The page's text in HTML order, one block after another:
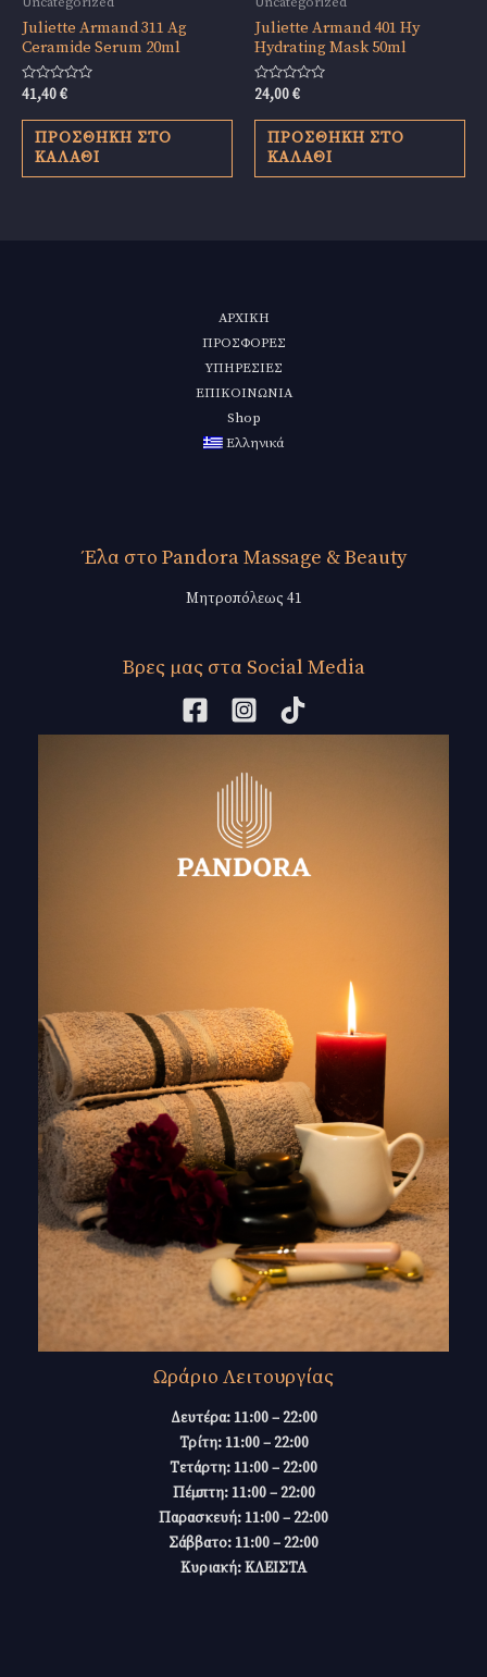
Juliette Armand 311 Ag
Ceramide Serum 20ml
Βαθμολογήθηκε
0
από
41,40€
ΠΡΟΣΘΉΚΗ ΣΤΟ
ΚΑΛΆΘΙ
Juliette Armand 401 Hy
Hydrating Mask 50ml
Βαθμολογήθηκε
0
από
24,00€
ΠΡΟΣΘΉΚΗ ΣΤΟ
ΚΑΛΆΘΙ
ΑΡΧΙΚΗ
ΠΡΟΣΦΟΡΕΣ
ΥΠΗΡΕΣΙΕΣ
ΕΠΙΚΟΙΝΩΝΙΑ
Shop
Ελληνικά
Έλα στο Pandora Massage & Beauty
Μητροπόλεως 41
Βρες μας στα Social Media
Ωράριο Λειτουργίας
Δευτέρα: 11:00 – 22:00
Τρίτη: 11:00 – 22:00
Τετάρτη: 11:00 – 22:00
Πέμπτη: 11:00 – 22:00
Παρασκευή: 11:00 – 22:00
Σάββατο: 11:00 – 22:00
Κυριακή: ΚΛΕΙΣΤΑ